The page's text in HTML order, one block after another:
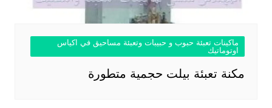
ماكينات تعبئة حبوب و حبيبات وتعبئة مساحيق في اكياس
اوتوماتيك
مكنة تعبئة بيلت حجمية متطورة